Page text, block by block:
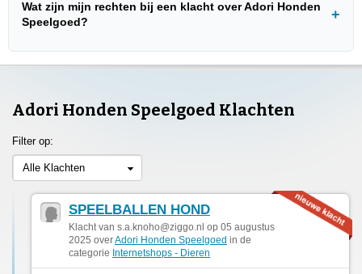
Wat zijn mijn rechten bij een klacht over Adori Honden
Speelgoed?
Adori Honden Speelgoed Klachten
Filter op:
Alle Klachten
SPEELBALLEN HOND
Klacht van s.a.knoho@ziggo.nl op 05 augustus
2025 overAdori Honden Speelgoed in de
categorie Internetshops - Dieren